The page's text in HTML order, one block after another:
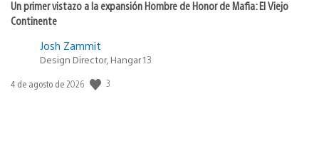
Un primer vistazo a la expansión Hombre de Honor de Mafia: El Viejo
Continente
Josh Zammit
Design Director, Hangar 13
Fecha
4 de agosto de 2026 3